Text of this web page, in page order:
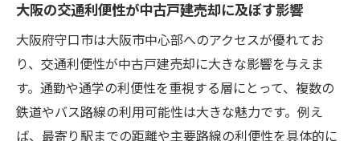
大阪の交通利便性が中古戸建売却に及ぼす影響
大阪府守口市は大阪市中心部へのアクセスが優れてお
り、交通利便性が中古戸建売却に大きな影響を与えま
す。通勤や通学の利便性を重視する層にとって、複数の
鉄道やバス路線の利用可能性は大きな魅力です。例え
ば、最寄り駅までの距離や主要路線の利便性を具体的に